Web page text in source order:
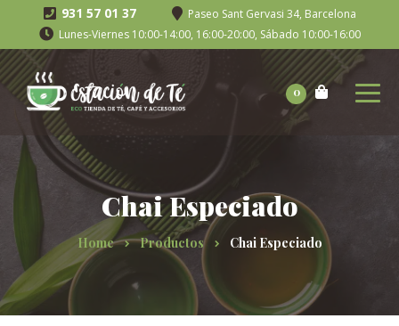
931 57 01 37
Paseo Sant Gervasi 34, Barcelona
Lunes-Viernes 10:00-14:00, 16:00-20:00, Sábado 10:00-16:00
0
Chai Especiado
Home Productos Chai Especiado